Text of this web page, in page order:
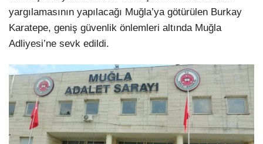
yargılamasının yapılacağı Muğla’ya götürülen Burkay
Karatepe, geniş güvenlik önlemleri altında Muğla
Adliyesi’ne sevk edildi.